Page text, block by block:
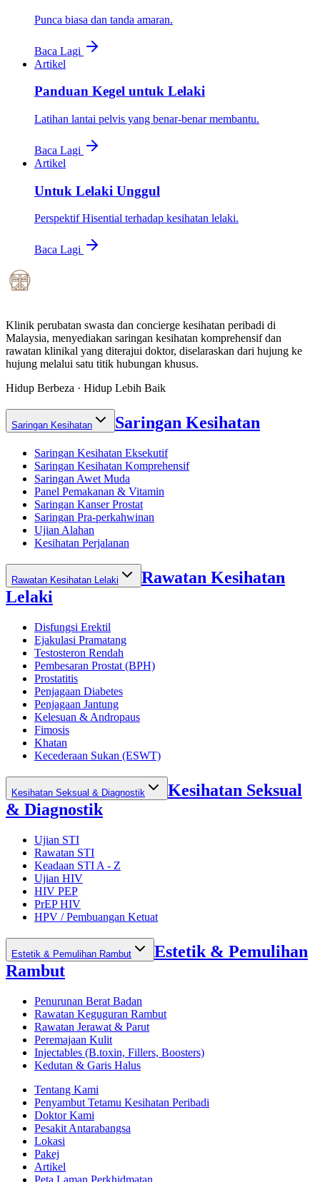
Punca biasa dan tanda amaran.
Baca Lagi
Artikel
Panduan Kegel untuk Lelaki
Latihan lantai pelvis yang benar-benar membantu.
Baca Lagi
Artikel
Untuk Lelaki Unggul
Perspektif Hisential terhadap kesihatan lelaki.
Baca Lagi
Klinik perubatan swasta dan concierge kesihatan peribadi di
Malaysia, menyediakan saringan kesihatan komprehensif dan
rawatan klinikal yang diterajui doktor, diselaraskan dari hujung ke
hujung melalui satu titik hubungan khusus.
Hidup Berbeza · Hidup Lebih Baik
Saringan Kesihatan Saringan Kesihatan
Saringan Kesihatan Eksekutif
Saringan Kesihatan Komprehensif
Saringan Awet Muda
Panel Pemakanan & Vitamin
Saringan Kanser Prostat
Saringan Pra-perkahwinan
Ujian Alahan
Kesihatan Perjalanan
Rawatan Kesihatan Lelaki
Rawatan Kesihatan
Lelaki
Disfungsi Erektil
Ejakulasi Pramatang
Testosteron Rendah
Pembesaran Prostat (BPH)
Prostatitis
Penjagaan Diabetes
Penjagaan Jantung
Kelesuan & Andropaus
Fimosis
Khatan
Kecederaan Sukan (ESWT)
Kesihatan Seksual & Diagnostik
Kesihatan Seksual
& Diagnostik
Ujian STI
Rawatan STI
Keadaan STI A - Z
Ujian HIV
HIV PEP
PrEP HIV
HPV / Pembuangan Ketuat
Estetik & Pemulihan Rambut
Estetik & Pemulihan
Rambut
Penurunan Berat Badan
Rawatan Keguguran Rambut
Rawatan Jerawat & Parut
Peremajaan Kulit
Injectables (B.toxin, Fillers, Boosters)
Kedutan & Garis Halus
Tentang Kami
Penyambut Tetamu Kesihatan Peribadi
Doktor Kami
Pesakit Antarabangsa
Lokasi
Pakej
Artikel
Peta Laman Perkhidmatan